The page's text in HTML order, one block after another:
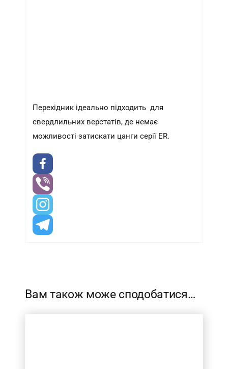
Перехідник ідеально підходить для
свердлильних верстатів, де немає
можливості затискати цанги серії ER.
Вам також може сподобатися…